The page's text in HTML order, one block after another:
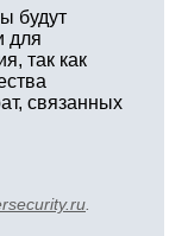
будут
для
так как
связанных